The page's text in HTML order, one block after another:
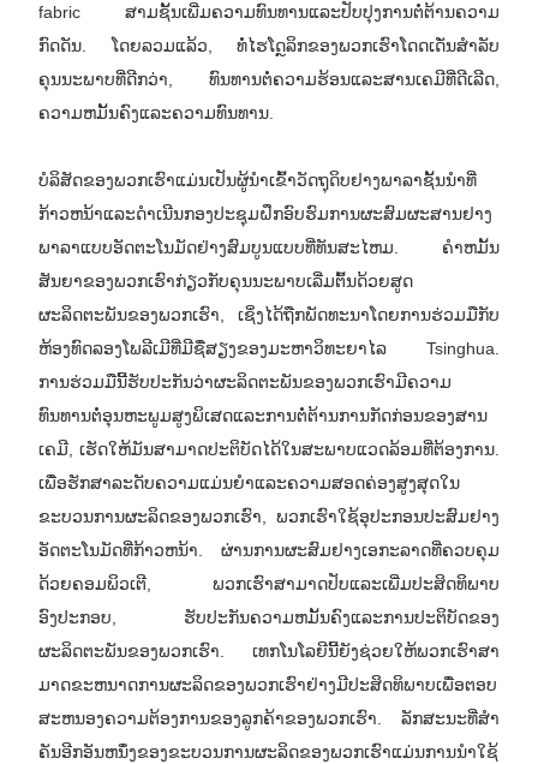
fabric ສາມຊັ້ນເພີ່ມຄວາມທົນທານແລະປັບປຸງການຕໍ່ຕ້ານຄວາມ
ກົດດັນ. ໂດຍລວມແລ້ວ, ທໍ່ໄຮໂດຼລິກຂອງພວກເຮົາໂດດເດັ່ນສໍາລັບ
ຄຸນນະພາບທີ່ດີກວ່າ, ທົນທານຕໍ່ຄວາມຮ້ອນແລະສານເຄມີທີ່ດີເລີດ,
ຄວາມຫມັ້ນຄົງແລະຄວາມທົນທານ.
ບໍລິສັດຂອງພວກເຮົາແມ່ນເປັນຜູ້ນໍາເຂົ້າວັດຖຸດິບຢາງພາລາຊັ້ນນໍາທີ່
ກ້າວຫນ້າແລະດໍາເນີນກອງປະຊຸມຝຶກອົບຮົມການຜະສົມຜະສານຢາງ
ພາລາແບບອັດຕະໂນມັດຢ່າງສົມບູນແບບທີ່ທັນສະໄຫມ. ຄໍາຫມັ້ນ
ສັນຍາຂອງພວກເຮົາກ່ຽວກັບຄຸນນະພາບເລີ່ມຕົ້ນດ້ວຍສູດ
ຜະລິດຕະພັນຂອງພວກເຮົາ, ເຊິ່ງໄດ້ຖືກພັດທະນາໂດຍການຮ່ວມມືກັບ
ຫ້ອງທົດລອງໂພລີເມີທີ່ມີຊື່ສຽງຂອງມະຫາວິທະຍາໄລ Tsinghua.
ການຮ່ວມມືນີ້ຮັບປະກັນວ່າຜະລິດຕະພັນຂອງພວກເຮົາມີຄວາມ
ທົນທານຕໍ່ອຸນຫະພູມສູງພິເສດແລະການຕໍ່ຕ້ານການກັດກ່ອນຂອງສານ
ເຄມີ, ເຮັດໃຫ້ມັນສາມາດປະຕິບັດໄດ້ໃນສະພາບແວດລ້ອມທີ່ຕ້ອງການ.
ເພື່ອຮັກສາລະດັບຄວາມແມ່ນຍໍາແລະຄວາມສອດຄ່ອງສູງສຸດໃນ
ຂະບວນການຜະລິດຂອງພວກເຮົາ, ພວກເຮົາໃຊ້ອຸປະກອນປະສົມຢາງ
ອັດຕະໂນມັດທີ່ກ້າວຫນ້າ. ຜ່ານການຜະສົມຢາງເອກະລາດທີ່ຄວບຄຸມ
ດ້ວຍຄອມພິວເຕີ, ພວກເຮົາສາມາດປັບແລະເພີ່ມປະສິດທິພາບ
ອົງປະກອບ, ຮັບປະກັນຄວາມຫມັ້ນຄົງແລະການປະຕິບັດຂອງ
ຜະລິດຕະພັນຂອງພວກເຮົາ. ເທກໂນໂລຍີນີ້ຍັງຊ່ວຍໃຫ້ພວກເຮົາສາ
ມາດຂະຫນາດການຜະລິດຂອງພວກເຮົາຢ່າງມີປະສິດທິພາບເພື່ອຕອບ
ສະຫນອງຄວາມຕ້ອງການຂອງລູກຄ້າຂອງພວກເຮົາ. ລັກສະນະທີ່ສໍາ
ຄັນອີກອັນຫນຶ່ງຂອງຂະບວນການຜະລິດຂອງພວກເຮົາແມ່ນການນໍາໃຊ້